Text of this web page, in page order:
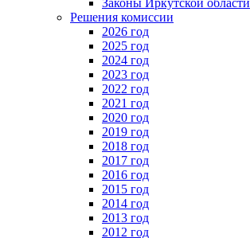
Законы Иркутской области
Решения комиссии
2026 год
2025 год
2024 год
2023 год
2022 год
2021 год
2020 год
2019 год
2018 год
2017 год
2016 год
2015 год
2014 год
2013 год
2012 год